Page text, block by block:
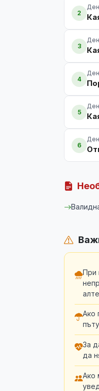
2
3
4
5
6
При
Ако
За
да
Ако